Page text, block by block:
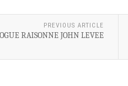
PREVIOUS ARTICLE
RAISONNE JOHN LEVEE